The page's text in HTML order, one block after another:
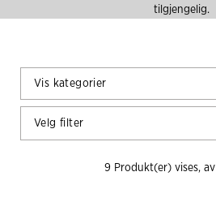
tilgjengelig.
Vis kategorier
Velg filter
9 Produkt(er) vises, av